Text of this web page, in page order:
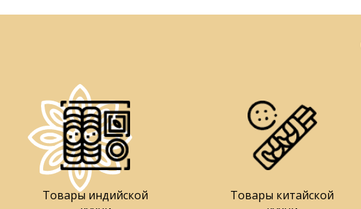
Товары индийской
Товары китайской